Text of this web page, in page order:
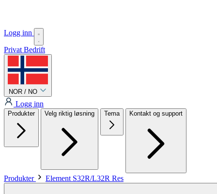
Logg inn
Privat Bedrift
NOR / NO
Logg inn
Produkter Velg riktig løsning Tema Kontakt og support
Produkter Element S32R/L32R Res